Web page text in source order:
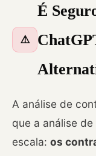
⚠️
É
A análise de
que a análise
escala: os